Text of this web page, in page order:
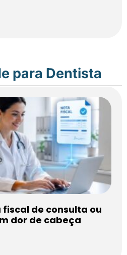
para Dentista
de consulta ou
dor de cabeça